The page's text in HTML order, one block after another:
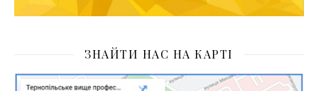
ЗНАЙТИ НАС НА КАРТІ